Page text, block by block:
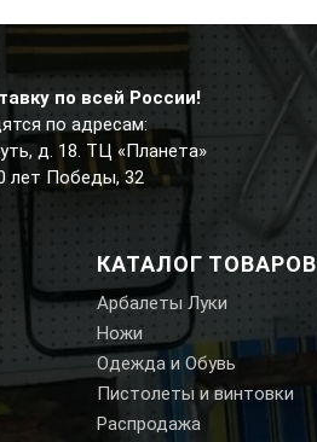
по всей России!
по адресам:
д. 18. ТЦ «Планета»
лет Победы, 32
КАТАЛОГ ТОВАРОВ
Арбалеты Луки
Ножи
Одежда и Обувь
Пистолеты и винтовки
Распродажа